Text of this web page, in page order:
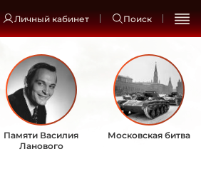
Личный кабинет Поиск
Памяти Василия
Ланового
Московская битва